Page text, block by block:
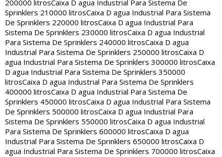
200000 litrosCaixa D agua Industrial Para Sistema De
Sprinklers 210000 litrosCaixa D agua Industrial Para Sistema
De Sprinklers 220000 litrosCaixa D agua Industrial Para
Sistema De Sprinklers 230000 litrosCaixa D agua Industrial
Para Sistema De Sprinklers 240000 litrosCaixa D agua
Industrial Para Sistema De Sprinklers 250000 litrosCaixa D
agua Industrial Para Sistema De Sprinklers 300000 litrosCaixa
D agua Industrial Para Sistema De Sprinklers 350000
litrosCaixa D agua Industrial Para Sistema De Sprinklers
400000 litrosCaixa D agua Industrial Para Sistema De
Sprinklers 450000 litrosCaixa D agua Industrial Para Sistema
De Sprinklers 500000 litrosCaixa D agua Industrial Para
Sistema De Sprinklers 550000 litrosCaixa D agua Industrial
Para Sistema De Sprinklers 600000 litrosCaixa D agua
Industrial Para Sistema De Sprinklers 650000 litrosCaixa D
agua Industrial Para Sistema De Sprinklers 700000 litrosCaixa